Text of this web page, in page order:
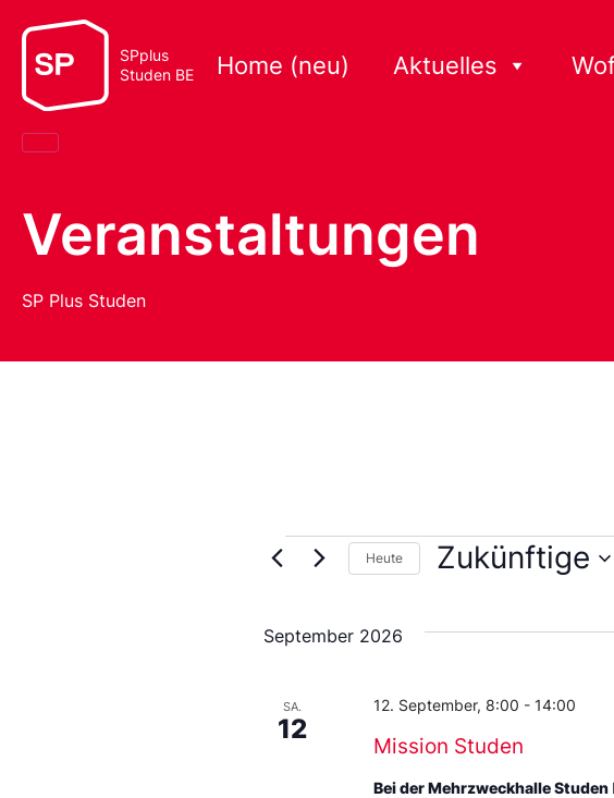
Home (neu)
SPplus
Studen BE
Aktuelles
Veranstaltungen
SP Plus Studen
Heute Zukünftige
das
September 2026
SA.
12
Mission Studen
12. September, 8:00 - 14:00
Bei der Mehrzweckhalle Studen